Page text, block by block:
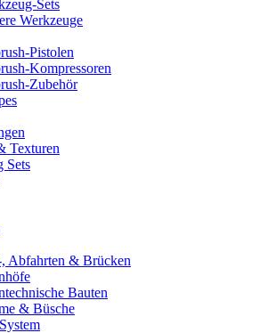
Sets
Werkzeuge
Pistolen
Kompressoren
Zubehör
Texturen
Sets
Abfahrten & Brücken
Bauten
& Büsche